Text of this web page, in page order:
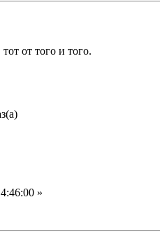
от того и того.
»